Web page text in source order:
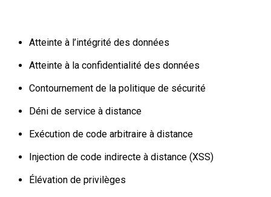
Atteinte à l’intégrité des données
Atteinte à la confidentialité des données
Contournement de la politique de sécurité
Déni de service à distance
Exécution de code arbitraire à distance
Injection de code indirecte à distance (XSS)
Élévation de privilèges